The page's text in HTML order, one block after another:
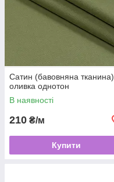
Сатин (бавовняна тканина)
оливка однотон
В наявності
210 ₴/м
Купити